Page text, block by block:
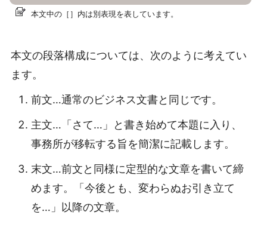
本文中の［］内は別表現を表しています。
本文の段落構成については、次のように考えてい
ます。
前文…通常のビジネス文書と同じです。
主文…「さて…」と書き始めて本題に入り、
事務所が移転する旨を簡潔に記載します。
末文…前文と同様に定型的な文章を書いて締
めます。「今後とも、変わらぬお引き立て
を…」以降の文章。